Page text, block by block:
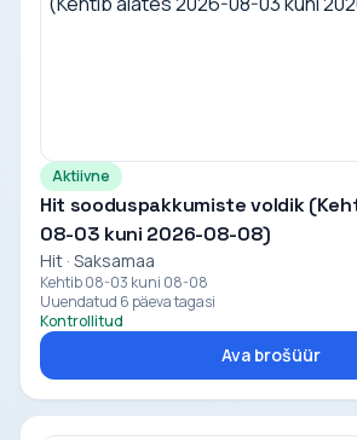
Aktiivne
Hit sooduspakkumiste voldik
08-03 kuni 2026-08-08)
Hit · Saksamaa
Kehtib 08-03 kuni 08-08
Uuendatud 6 päeva tagasi
Kontrollitud
Ava brošüür